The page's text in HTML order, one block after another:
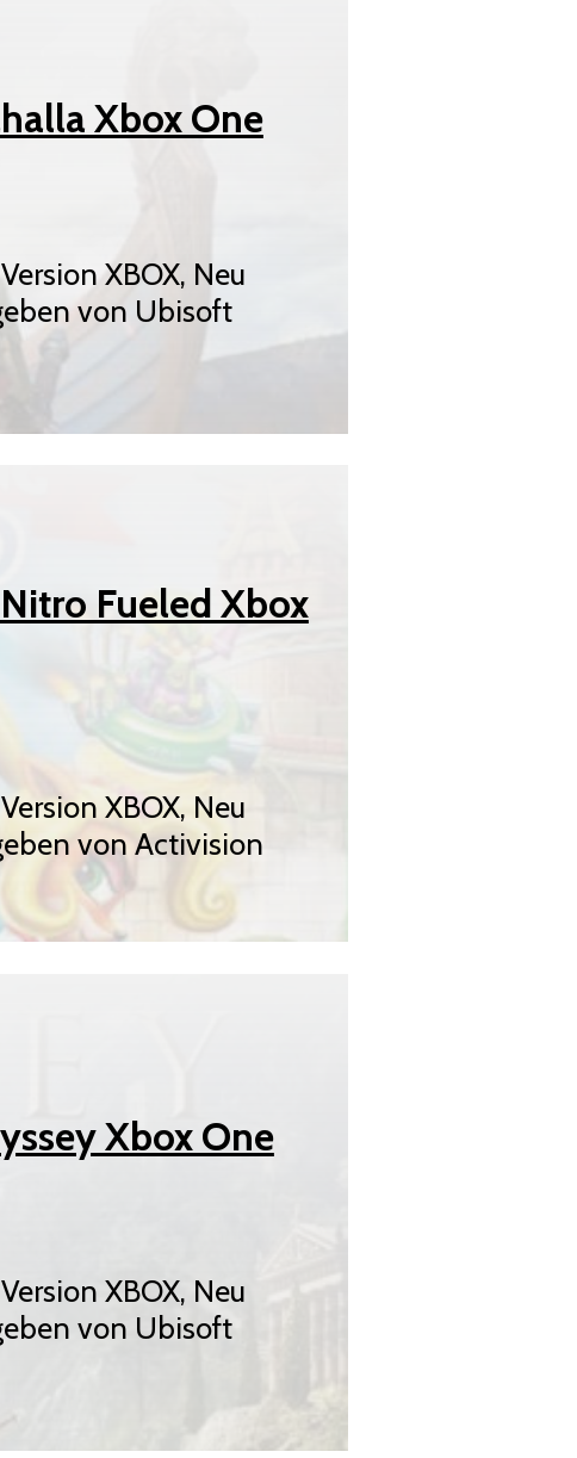
Xbox One
XBOX, Neu
von Ubisoft
Fueled Xbox
XBOX, Neu
von Activision
Xbox One
XBOX, Neu
von Ubisoft